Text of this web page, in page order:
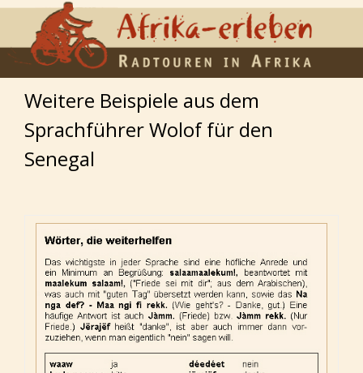
Weitere Beispiele aus dem
Sprachführer Wolof für den
Senegal